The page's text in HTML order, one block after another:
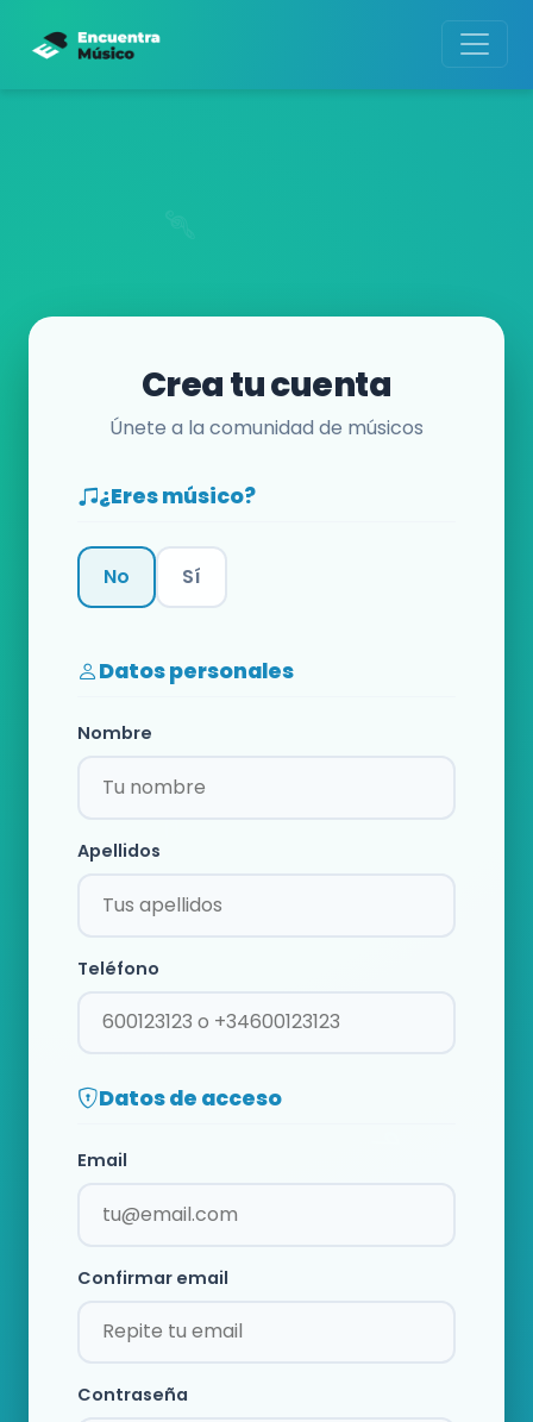
Crea tu cuenta
Únete a la comunidad de músicos
¿Eres músico?
No Sí
Datos personales
Nombre
Apellidos
Teléfono
Datos de acceso
Email
Confirmar email
Contraseña